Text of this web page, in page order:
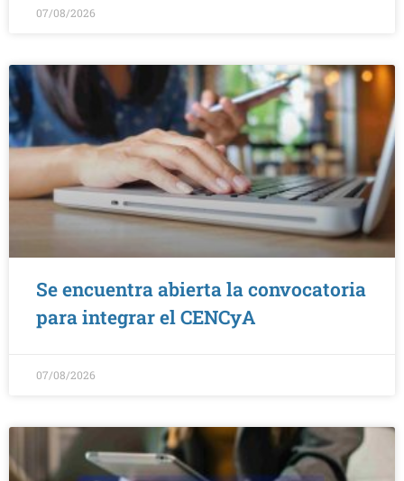
07/08/2026
Se encuentra abierta la convocatoria
para integrar el CENCyA
07/08/2026